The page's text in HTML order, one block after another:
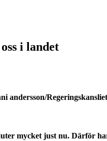
i landet
andersson/Regeringskansliet
mycket just nu. Därför